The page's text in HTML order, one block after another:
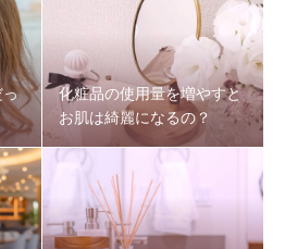
っ
化粧品の使用量を増やすと
お肌は綺麗になるの？